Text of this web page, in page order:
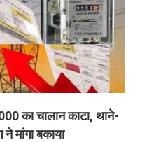
का चालान काटा, थाने-
ने मांगा बकाया